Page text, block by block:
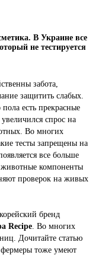
В Украине все
не тестируется
забота,
защитить слабых.
есть прекрасные
увеличился спрос на
Во многих
тесты запрещены на
все больше
компоненты
проверок на живых
бренд
Recipe. Во многих
Дочитайте статью
тоже умеют